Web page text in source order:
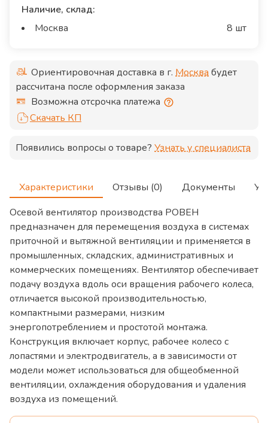
Наличие, склад:
Москва
8 шт
Ориентировочная доставка в г. Москвабудет
рассчитана после оформления заказа
Возможна отсрочка платежа
Скачать КП
Появились вопросы о товаре? Узнать у специалиста
Характеристики Отзывы (0) Документы
Осевой вентилятор производства РОВЕН
предназначен для перемещения воздуха в системах
приточной и вытяжной вентиляции и применяется в
промышленных, складских, административных и
коммерческих помещениях. Вентилятор обеспечивает
подачу воздуха вдоль оси вращения рабочего колеса,
отличается высокой производительностью,
компактными размерами, низким
энергопотреблением и простотой монтажа.
Конструкция включает корпус, рабочее колесо с
лопастями и электродвигатель, а в зависимости от
модели может использоваться для общеобменной
вентиляции, охлаждения оборудования и удаления
воздуха из помещений.